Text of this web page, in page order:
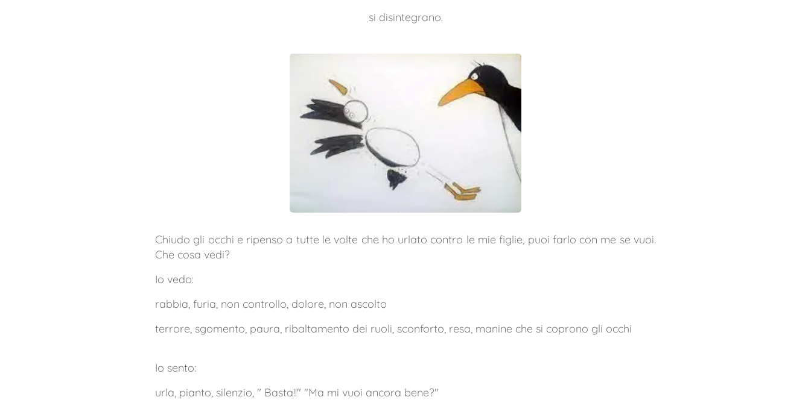
si disintegrano.
Chiudo gli occhi e ripenso a tutte le volte che ho urlato contro le mie figlie, puoi farlo con me se vuoi.
Che cosa vedi?
Io vedo:
rabbia, furia, non controllo, dolore, non ascolto
terrore, sgomento, paura, ribaltamento dei ruoli, sconforto, resa, manine che si coprono gli occhi
Io sento:
urla, pianto, silenzio, " Basta!!" "Ma mi vuoi ancora bene?"